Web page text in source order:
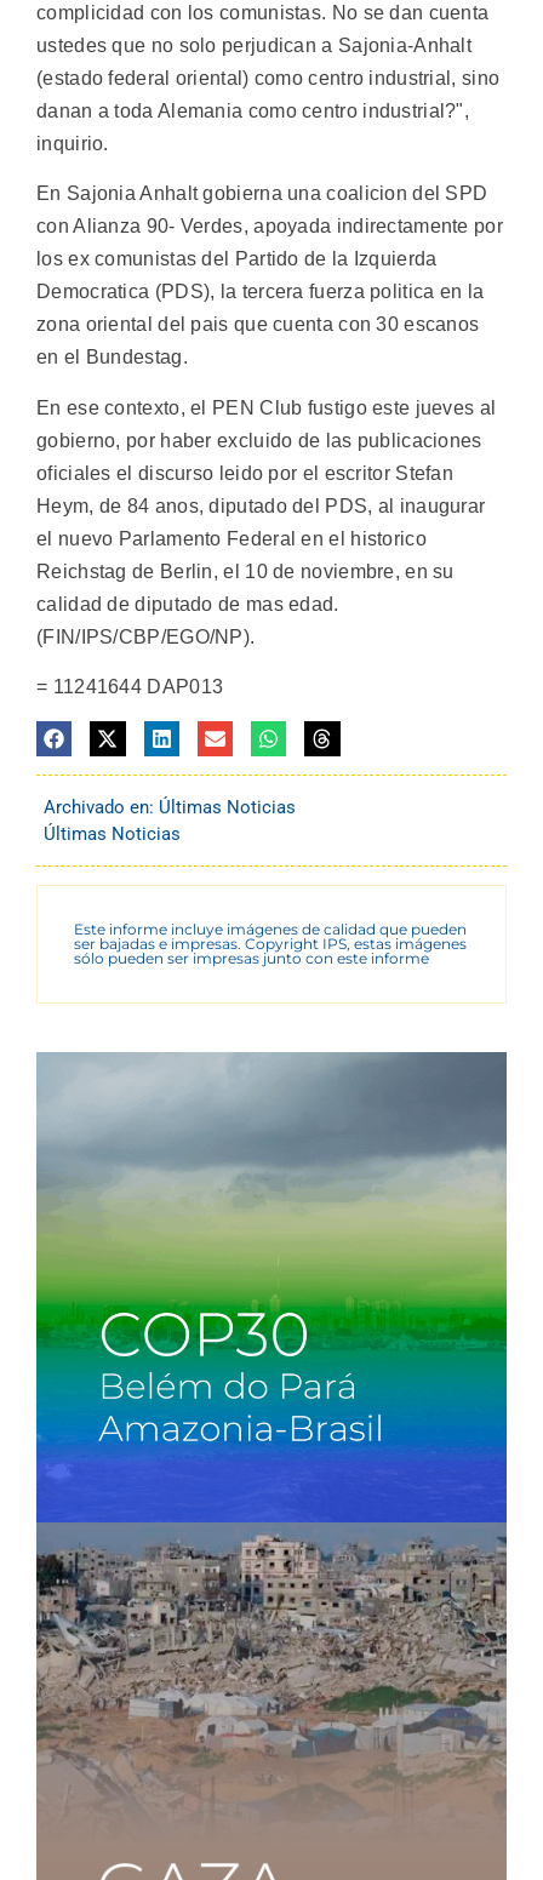
complicidad con los comunistas. No se dan cuenta
ustedes que no solo perjudican a Sajonia-Anhalt
(estado federal oriental) como centro industrial, sino
danan a toda Alemania como centro industrial?",
inquirio.
En Sajonia Anhalt gobierna una coalicion del SPD
con Alianza 90- Verdes, apoyada indirectamente por
los ex comunistas del Partido de la Izquierda
Democratica (PDS), la tercera fuerza politica en la
zona oriental del pais que cuenta con 30 escanos
en el Bundestag.
En ese contexto, el PEN Club fustigo este jueves al
gobierno, por haber excluido de las publicaciones
oficiales el discurso leido por el escritor Stefan
Heym, de 84 anos, diputado del PDS, al inaugurar
el nuevo Parlamento Federal en el historico
Reichstag de Berlin, el 10 de noviembre, en su
calidad de diputado de mas edad.
(FIN/IPS/CBP/EGO/NP).
= 11241644 DAP013
Archivado en: Últimas Noticias
Últimas Noticias
Este informe incluye imágenes de calidad que pueden
ser bajadas e impresas. Copyright IPS, estas imágenes
sólo pueden ser impresas junto con este informe